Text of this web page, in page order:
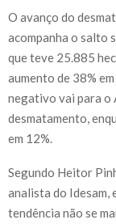
O avanço do
acompanha o salto
que teve 25.885
aumento de 38%
negativo vai para o
desmatamento,
em 12%.
Segundo Heitor
analista do Idesam,
tendência não se